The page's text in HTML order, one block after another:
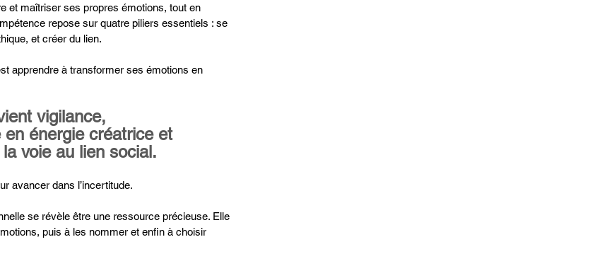
et maîtriser ses propres émotions, tout en
repose sur quatre piliers essentiels : se
et créer du lien.
apprendre à transformer ses émotions en
vigilance,
énergie créatrice et
voie au lien social.
avancer dans l’incertitude.
se révèle être une ressource précieuse. Elle
puis à les nommer et enfin à choisir